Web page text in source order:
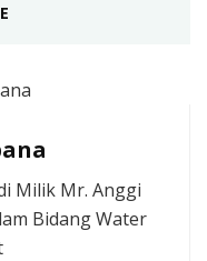
Milik Mr. Anggi
Bidang Water